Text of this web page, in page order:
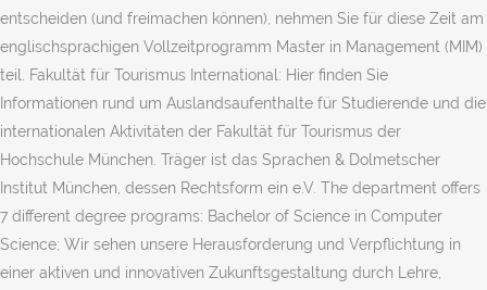
entscheiden (und freimachen können), nehmen Sie für diese Zeit am
englischsprachigen Vollzeitprogramm Master in Management (MIM)
teil. Fakultät für Tourismus International: Hier finden Sie
Informationen rund um Auslandsaufenthalte für Studierende und die
internationalen Aktivitäten der Fakultät für Tourismus der
Hochschule München. Träger ist das Sprachen & Dolmetscher
Institut München, dessen Rechtsform ein e.V. The department offers
7 different degree programs: Bachelor of Science in Computer
Science; Wir sehen unsere Herausforderung und Verpflichtung in
einer aktiven und innovativen Zukunftsgestaltung durch Lehre,